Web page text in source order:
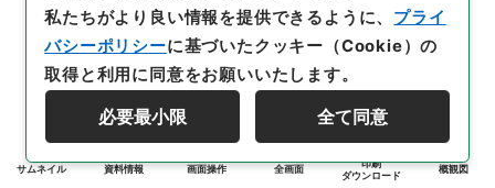
サムネイル 資料情報 画面操作 全画面
印刷
ダウンロード
概観図
私たちがより良い情報を提供できるように、 プライ
バシーポリシーに基づいたクッキー（Cookie）の
取得と利用に同意をお願いいたします。
必要最小限 全て同意